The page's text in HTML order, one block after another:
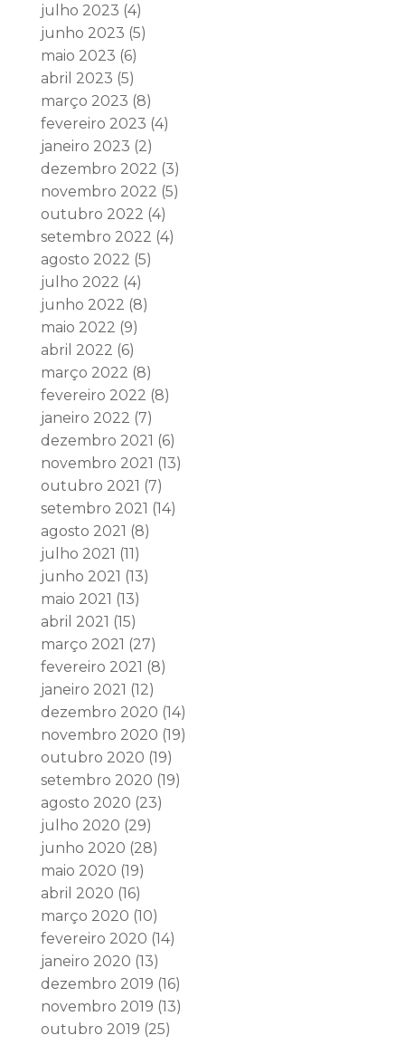
julho 2023 (4)
junho 2023 (5)
maio 2023 (6)
abril 2023 (5)
março 2023 (8)
fevereiro 2023 (4)
janeiro 2023 (2)
dezembro 2022 (3)
novembro 2022 (5)
outubro 2022 (4)
setembro 2022 (4)
agosto 2022 (5)
julho 2022 (4)
junho 2022 (8)
maio 2022 (9)
abril 2022 (6)
março 2022 (8)
fevereiro 2022 (8)
janeiro 2022 (7)
dezembro 2021 (6)
novembro 2021 (13)
outubro 2021 (7)
setembro 2021 (14)
agosto 2021 (8)
julho 2021 (11)
junho 2021 (13)
maio 2021 (13)
abril 2021 (15)
março 2021 (27)
fevereiro 2021 (8)
janeiro 2021 (12)
dezembro 2020 (14)
novembro 2020 (19)
outubro 2020 (19)
setembro 2020 (19)
agosto 2020 (23)
julho 2020 (29)
junho 2020 (28)
maio 2020 (19)
abril 2020 (16)
março 2020 (10)
fevereiro 2020 (14)
janeiro 2020 (13)
dezembro 2019 (16)
novembro 2019 (13)
outubro 2019 (25)